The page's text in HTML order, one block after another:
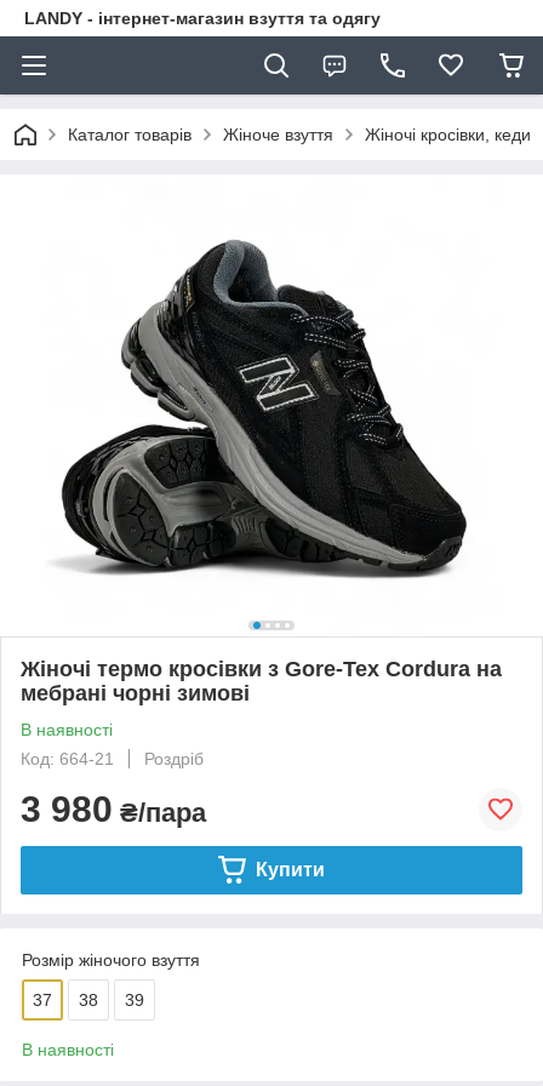
LANDY - інтернет-магазин взуття та одягу
Каталог товарів Жіноче взуття Жіночі кросівки, кеди
Жіночі термо кросівки з Gore-Tex Cordura на
мебрані чорні зимові
В наявності
Код: 664-21
Роздріб
3 980 ₴/пара
Купити
Розмір жіночого взуття
37 38 39
В наявності